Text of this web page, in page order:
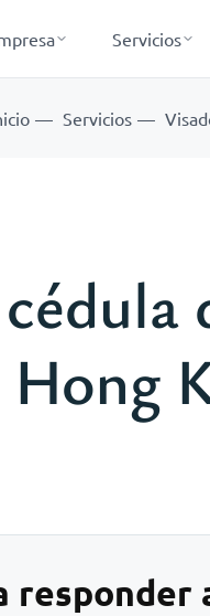
Servicios
Servicios
responder